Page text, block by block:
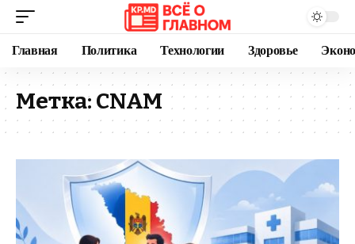
Главная Политика Технологии Здоровье
Метка: CNAM